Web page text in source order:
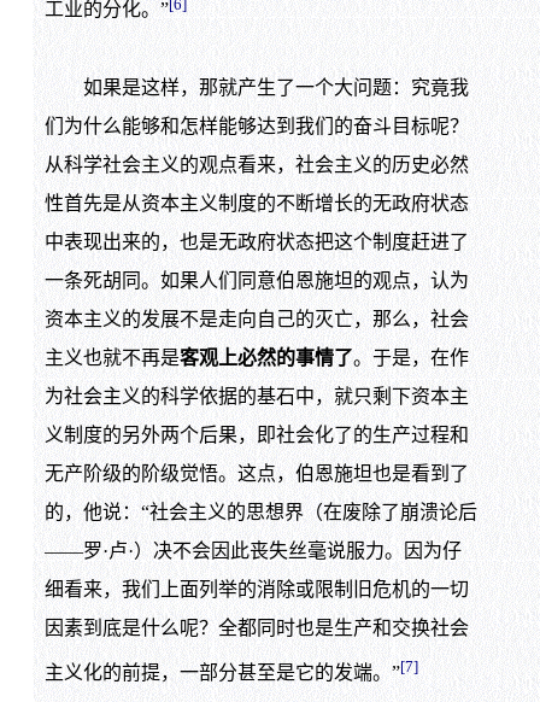
工业的分化。”
如果是这样，那就产生了一个大问题：究竟我
们为什么能够和怎样能够达到我们的奋斗目标呢？
从科学社会主义的观点看来，社会主义的历史必然
性首先是从资本主义制度的不断增长的无政府状态
中表现出来的，也是无政府状态把这个制度赶进了
一条死胡同。如果人们同意伯恩施坦的观点，认为
资本主义的发展不是走向自己的灭亡，那么，社会
主义也就不再是客观上必然的事情了。于是，在作
为社会主义的科学依据的基石中，就只剩下资本主
义制度的另外两个后果，即社会化了的生产过程和
无产阶级的阶级觉悟。这点，伯恩施坦也是看到了
的，他说：“社会主义的思想界（在废除了崩溃论后
——罗·卢·）决不会因此丧失丝毫说服力。因为仔
细看来，我们上面列举的消除或限制旧危机的一切
因素到底是什么呢？全都同时也是生产和交换社会
主义化的前提，一部分甚至是它的发端。”[7]